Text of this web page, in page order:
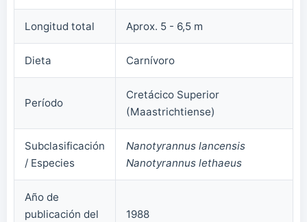
Longitud total Aprox. 5 - 6,5 m
Dieta Carnívoro
Período
Cretácico Superior
(Maastrichtiense)
Subclasificación
/ Especies
Nanotyrannus lancensis
Nanotyrannus lethaeus
Año de
publicación del
1988